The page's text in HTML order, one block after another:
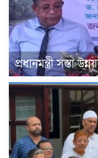
প্রধানমন্ত্রী সস্তা